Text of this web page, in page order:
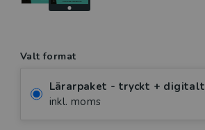
Valt format
Lärarpaket - tryckt + digitalt
inkl. moms